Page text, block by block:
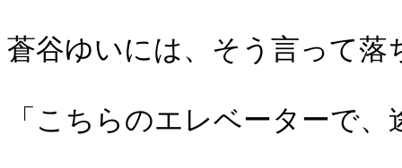
蒼谷ゆいには、そう言って
「こちらのエレベーターで